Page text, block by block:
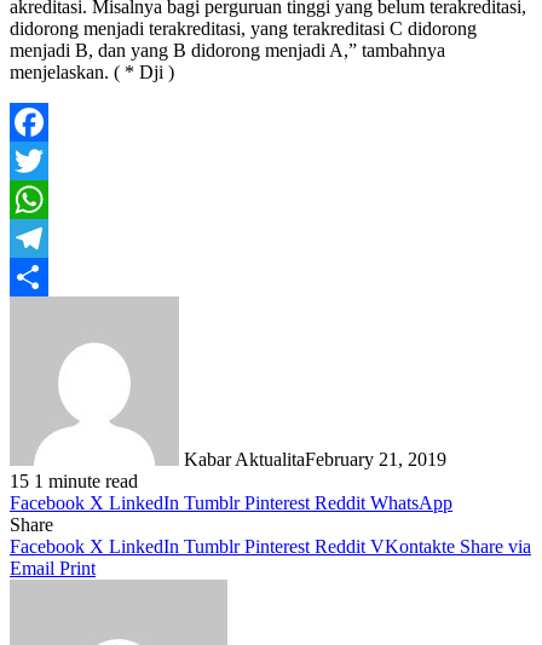
akreditasi. Misalnya bagi perguruan tinggi yang belum terakreditasi,
didorong menjadi terakreditasi, yang terakreditasi C didorong
menjadi B, dan yang B didorong menjadi A,” tambahnya
menjelaskan. ( * Dji )
Facebook
Twitter
WhatsApp
Telegram
Kabar AktualitaFebruary 21, 2019
15 1 minute read
Facebook X LinkedIn Tumblr Pinterest Reddit WhatsApp
Share
Facebook X LinkedIn Tumblr Pinterest Reddit VKontakte Share via
Email Print